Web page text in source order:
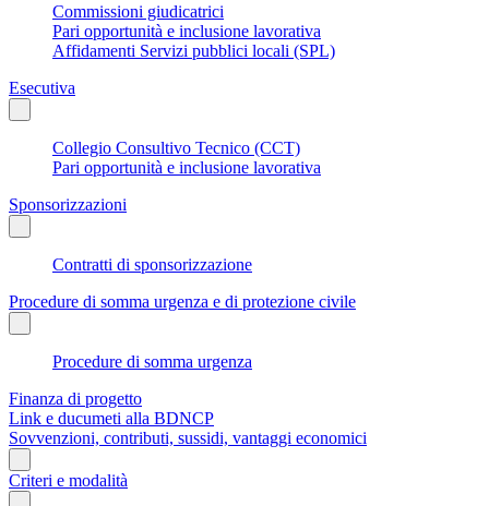
Commissioni giudicatrici
Pari opportunità e inclusione lavorativa
Affidamenti Servizi pubblici locali (SPL)
Esecutiva
Collegio Consultivo Tecnico (CCT)
Pari opportunità e inclusione lavorativa
Sponsorizzazioni
Contratti di sponsorizzazione
Procedure di somma urgenza e di protezione civile
Procedure di somma urgenza
Finanza di progetto
Link e ducumeti alla BDNCP
Sovvenzioni, contributi, sussidi, vantaggi economici
Criteri e modalità